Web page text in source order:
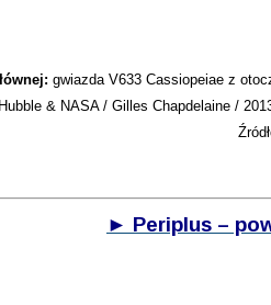
gwiazda V633 Cassiopeiae z
& NASA / Gilles Chapdelaine /
► Periplus –